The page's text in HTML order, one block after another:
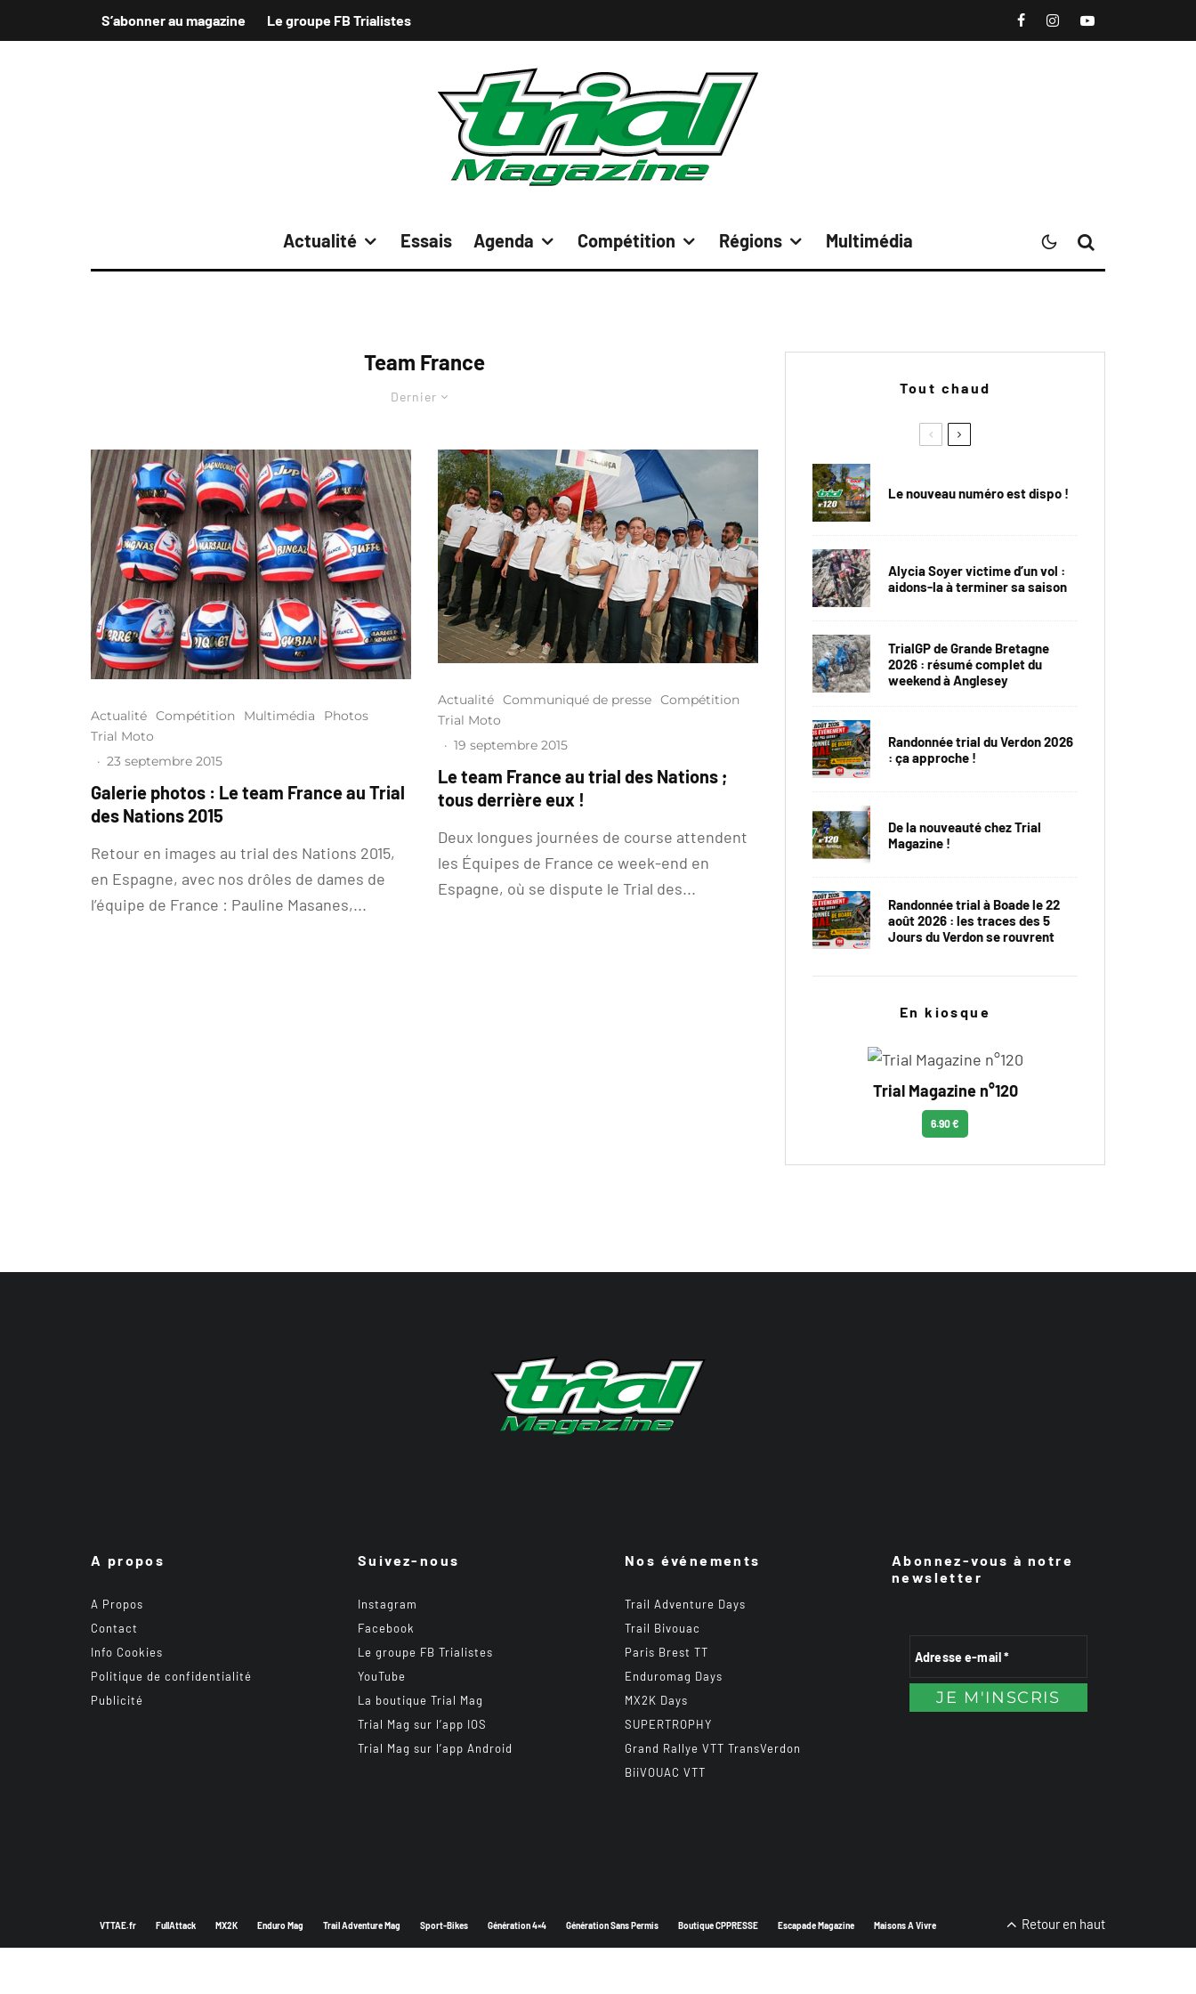
S’abonner au magazine Le groupe FB Trialistes
Actualité Essais Agenda Compétition Régions Multimédia
Team France
Dernier
Actualité Compétition Multimédia
Photos
Trial Moto
· 23 septembre 2015
Galerie photos : Le team France au Trial
des Nations 2015
Retour en images au trial des Nations 2015,
en Espagne, avec nos drôles de dames de
l’équipe de France : Pauline Masanes,...
Actualité Communiqué de presse Compétition
Trial Moto
· 19 septembre 2015
Le team France au trial des Nations ;
tous derrière eux !
Deux longues journées de course attendent
les Équipes de France ce week-end en
Espagne, où se dispute le Trial des...
Tout chaud
Le nouveau numéro est dispo !
Alycia Soyer victime d’un vol :
aidons-la à terminer sa saison
TrialGP de Grande Bretagne
2026 : résumé complet du
weekend à Anglesey
Randonnée trial du Verdon 2026
: ça approche !
De la nouveauté chez Trial
Magazine !
Randonnée trial à Boade le 22
août 2026 : les traces des 5
Jours du Verdon se rouvrent
En kiosque
Trial Magazine n°120
6.90 €
A propos
A Propos
Contact
Info Cookies
Politique de confidentialité
Publicité
Suivez-nous
Instagram
Facebook
Le groupe FB Trialistes
YouTube
La boutique Trial Mag
Trial Mag sur l’app IOS
Trial Mag sur l’app Android
Nos événements
Trail Adventure Days
Trail Bivouac
Paris Brest TT
Enduromag Days
MX2K Days
SUPERTROPHY
Grand Rallye VTT TransVerdon
BiiVOUAC VTT
Abonnez-vous à notre
newsletter
VTTAE.fr FullAttack MX2K Enduro Mag Trail Adventure Mag Sport-Bikes Génération 4×4 Génération Sans Permis Boutique CPPRESSE Escapade Magazine Maisons A Vivre Retour en haut